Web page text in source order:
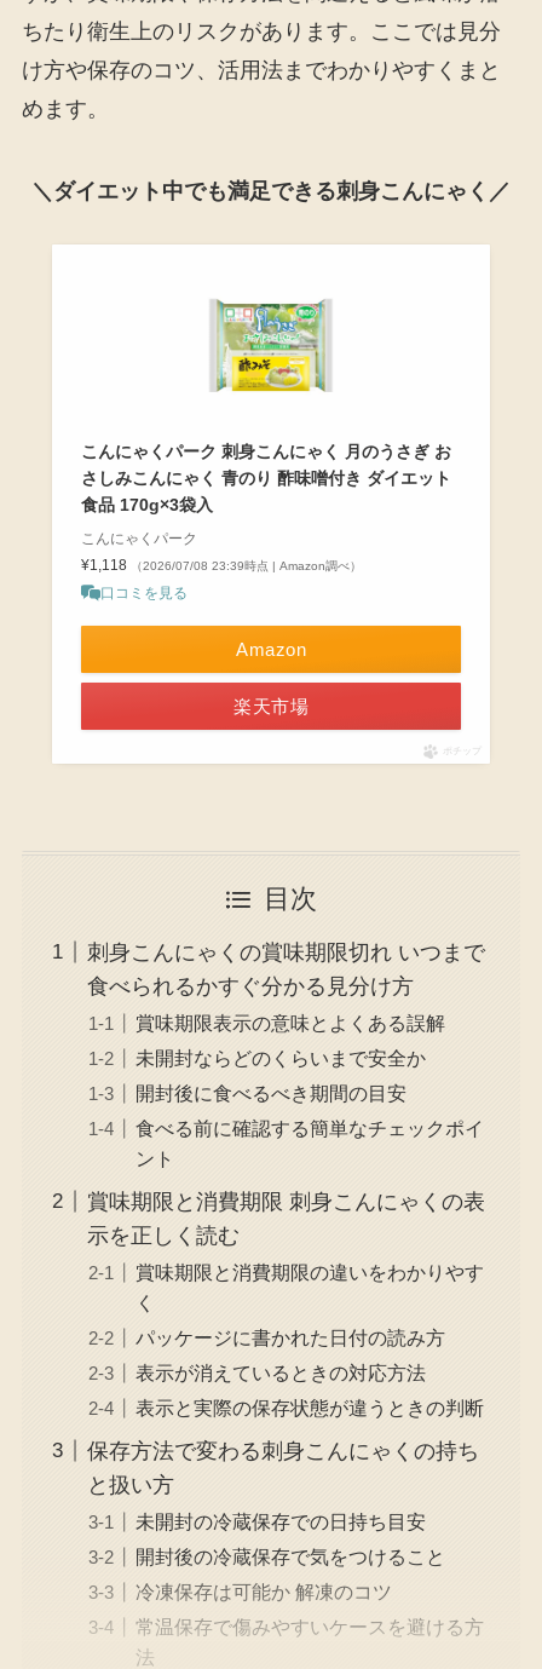
ちたり衛生上のリスクがあります。ここでは見分
け方や保存のコツ、活用法までわかりやすくまと
めます。
＼ダイエット中でも満足できる刺身こんにゃく／
こんにゃくパーク 刺身こんにゃく 月のうさぎ お
さしみこんにゃく 青のり 酢味噌付き ダイエット
食品 170g×3袋入
こんにゃくパーク
¥1,118
（2026/07/08 23:39時点 | Amazon調べ）
口コミを見る
Amazon
楽天市場
ポチップ
目次
刺身こんにゃくの賞味期限切れ いつまで
食べられるかすぐ分かる見分け方
賞味期限表示の意味とよくある誤解
未開封ならどのくらいまで安全か
開封後に食べるべき期間の目安
食べる前に確認する簡単なチェックポイ
ント
賞味期限と消費期限 刺身こんにゃくの表
示を正しく読む
賞味期限と消費期限の違いをわかりやす
く
パッケージに書かれた日付の読み方
表示が消えているときの対応方法
表示と実際の保存状態が違うときの判断
保存方法で変わる刺身こんにゃくの持ち
と扱い方
未開封の冷蔵保存での日持ち目安
開封後の冷蔵保存で気をつけること
冷凍保存は可能か 解凍のコツ
常温保存で傷みやすいケースを避ける方
法